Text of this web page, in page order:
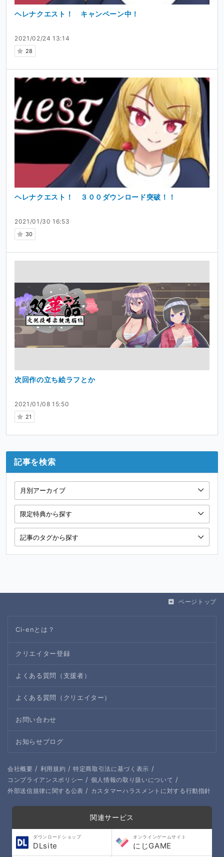
2021/02/24 13:14
28
ヘレナクエスト！ キャンペーン中！
2021/01/30 16:53
30
ヘレナクエスト！ ３００ダウンロード突破！！
2021/01/08 15:50
21
次回作の立ち絵ラフとか
記事を検索
ページトップ
Ci-enとは？
クリエイター登録
よくある質問（支援者）
よくある質問（クリエイター）
お問い合わせ
お知らせブログ
会社概要 / 利用規約 / 特定商取引法に基づく表示 /
コンプライアンスポリシー / 個人情報の取り扱いについて /
外部送信規律に関する公表 / カスタマーハラスメントに対する行動指針
関連サービス
ダウンロードショップ
DLsite
オンラインゲームサイト
にじGAME